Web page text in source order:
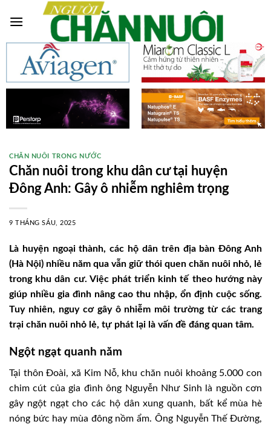
CHĂN NUÔI TRONG NƯỚC
Chăn nuôi trong khu dân cư tại huyện
Đông Anh: Gây ô nhiễm nghiêm trọng
9 THÁNG SÁU, 2025
Là huyện ngoại thành, các hộ dân trên địa bàn Đông Anh
(Hà Nội) nhiều năm qua vẫn giữ thói quen chăn nuôi nhỏ, lẻ
trong khu dân cư. Việc phát triển kinh tế theo hướng này
giúp nhiều gia đình nâng cao thu nhập, ổn định cuộc sống.
Tuy nhiên, nguy cơ gây ô nhiễm môi trường từ các trang
trại chăn nuôi nhỏ lẻ, tự phát lại là vấn đề đáng quan tâm.
Ngột ngạt quanh năm
Tại thôn Đoài, xã Kim Nỗ, khu chăn nuôi khoảng 5.000 con
chim cút của gia đình ông Nguyễn Như Sinh là nguồn cơn
gây ngột ngạt cho các hộ dân xung quanh, bất kể mùa hè
nóng bức hay mùa đông nồm ẩm. Ông Nguyễn Thế Đường,